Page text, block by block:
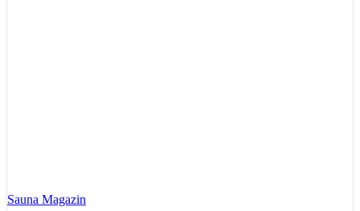
Sauna Magazin